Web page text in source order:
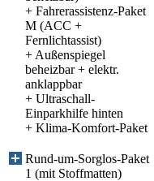
+ Fahrerassistenz-Paket
M (ACC +
Fernlichtassist)
+ Außenspiegel
beheizbar + elektr.
anklappbar
+ Ultraschall-
Einparkhilfe hinten
+ Klima-Komfort-Paket
Rund-um-Sorglos-Paket
1 (mit Stoffmatten)